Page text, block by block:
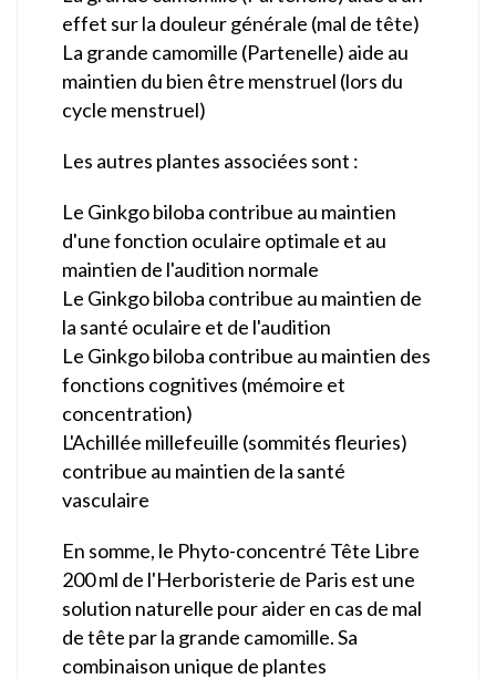
effet sur la douleur générale (mal de tête)
La grande camomille (Partenelle) aide au
maintien du bien être menstruel (lors du
cycle menstruel)
Les autres plantes associées sont :
Le Ginkgo biloba contribue au maintien
d'une fonction oculaire optimale et au
maintien de l'audition normale
Le Ginkgo biloba contribue au maintien de
la santé oculaire et de l'audition
Le Ginkgo biloba contribue au maintien des
fonctions cognitives (mémoire et
concentration)
L'Achillée millefeuille (sommités fleuries)
contribue au maintien de la santé
vasculaire
En somme, le Phyto-concentré Tête Libre
200 ml de l'Herboristerie de Paris est une
solution naturelle pour aider en cas de mal
de tête par la grande camomille. Sa
combinaison unique de plantes